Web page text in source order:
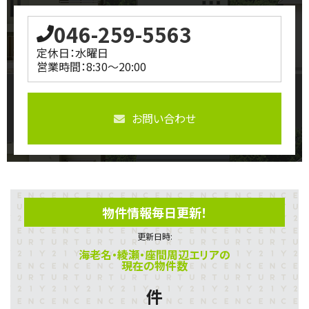
046-259-5563
定休日：水曜日
営業時間：8:30～20:00
お問い合わせ
物件情報毎日更新！
更新日時:
海老名・綾瀬・座間周辺エリアの
現在の物件数
件